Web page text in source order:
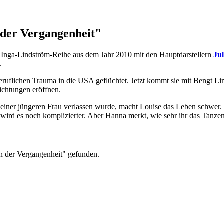
Vergangenheit"
Lindström-Reihe aus dem Jahr 2010 mit den Hauptdarstellern
Trauma in die USA geflüchtet. Jetzt kommt sie mit Bengt
eröffnen.
jüngeren Frau verlassen wurde, macht Louise das Leben
es noch komplizierter. Aber Hanna merkt, wie sehr ihr das
der Vergangenheit" gefunden.